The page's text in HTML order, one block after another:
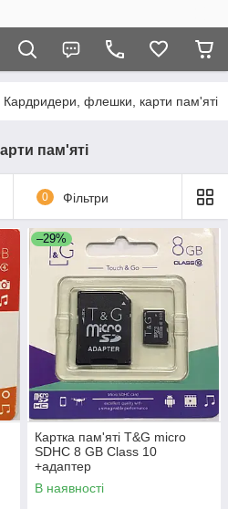
Кардридери, флешки, карти пам'яті
пам'яті
0 Фільтри
–29%
Картка пам'яті T&G micro
SDHC 8 GB Class 10
+адаптер
В наявності